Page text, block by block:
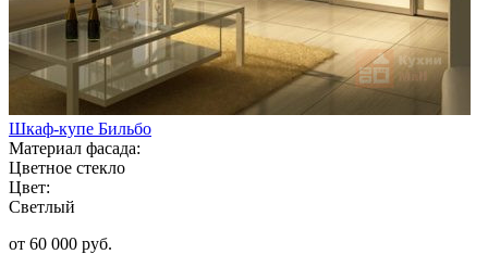
Шкаф-купе Бильбо
Материал фасада:
Цветное стекло
Цвет:
Светлый
от 60 000 руб.